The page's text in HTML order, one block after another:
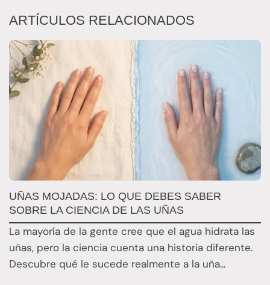
ARTÍCULOS RELACIONADOS
UÑAS MOJADAS: LO QUE DEBES SABER
SOBRE LA CIENCIA DE LAS UÑAS
La mayoría de la gente cree que el agua hidrata las
uñas, pero la ciencia cuenta una historia diferente.
Descubre qué le sucede realmente a la uña...